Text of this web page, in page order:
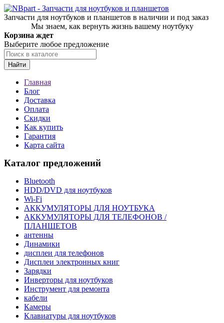
Запчасти для ноутбуков и планшетов в наличии и под заказ
Мы знаем, как вернуть жизнь вашему ноутбуку
Корзина ждет
Выберите любое предложение
Найти
Главная
Блог
Доставка
Оплата
Скидки
Как купить
Гарантия
Карта сайта
Каталог предложений
Bluetooth
HDD/DVD для ноутбуков
Wi-Fi
АККУМУЛЯТОРЫ ДЛЯ НОУТБУКА
АККУМУЛЯТОРЫ ДЛЯ ТЕЛЕФОНОВ /
ПЛАНШЕТОВ
антенны
Динамики
дисплеи для телефонов
Дисплеи электронных книг
Зарядки
Инверторы для ноутбуков
Инструмент для ремонта
кабели
Камеры
Клавиатуры для ноутбуков